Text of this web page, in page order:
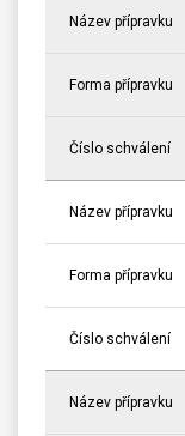
Název přípravku
Forma přípravku
Číslo schválení
Název přípravku
Forma přípravku
Číslo schválení
Název přípravku